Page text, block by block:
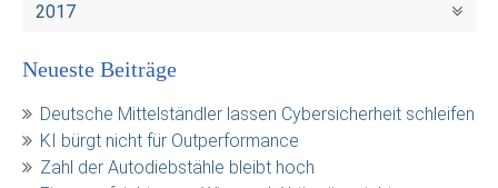
2017
Neueste Beiträge
Deutsche Mittelständler lassen Cybersicherheit schleifen
KI bürgt nicht für Outperformance
Zahl der Autodiebstähle bleibt hoch